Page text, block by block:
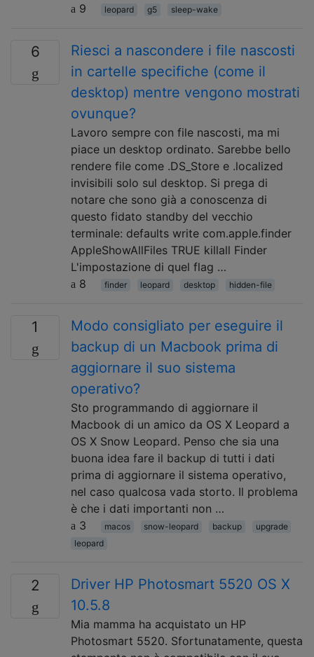
9
leopard g5 sleep-wake
6
Riesci a nascondere i file nascosti
in cartelle specifiche (come il
desktop) mentre vengono mostrati
ovunque?
Lavoro sempre con file nascosti, ma mi
piace un desktop ordinato. Sarebbe bello
rendere file come .DS_Store e .localized
invisibili solo sul desktop. Si prega di
notare che sono già a conoscenza di
questo fidato standby del vecchio
terminale: defaults write com.apple.finder
AppleShowAllFiles TRUE killall Finder
L'impostazione di quel flag …
8
finder leopard desktop hidden-file
1
Modo consigliato per eseguire il
backup di un Macbook prima di
aggiornare il suo sistema
operativo?
Sto programmando di aggiornare il
Macbook di un amico da OS X Leopard a
OS X Snow Leopard. Penso che sia una
buona idea fare il backup di tutti i dati
prima di aggiornare il sistema operativo,
nel caso qualcosa vada storto. Il problema
è che i dati importanti non …
3
macos snow-leopard backup
upgrade
leopard
2
Driver HP Photosmart 5520 OS X
10.5.8
Mia mamma ha acquistato un HP
Photosmart 5520. Sfortunatamente, questa